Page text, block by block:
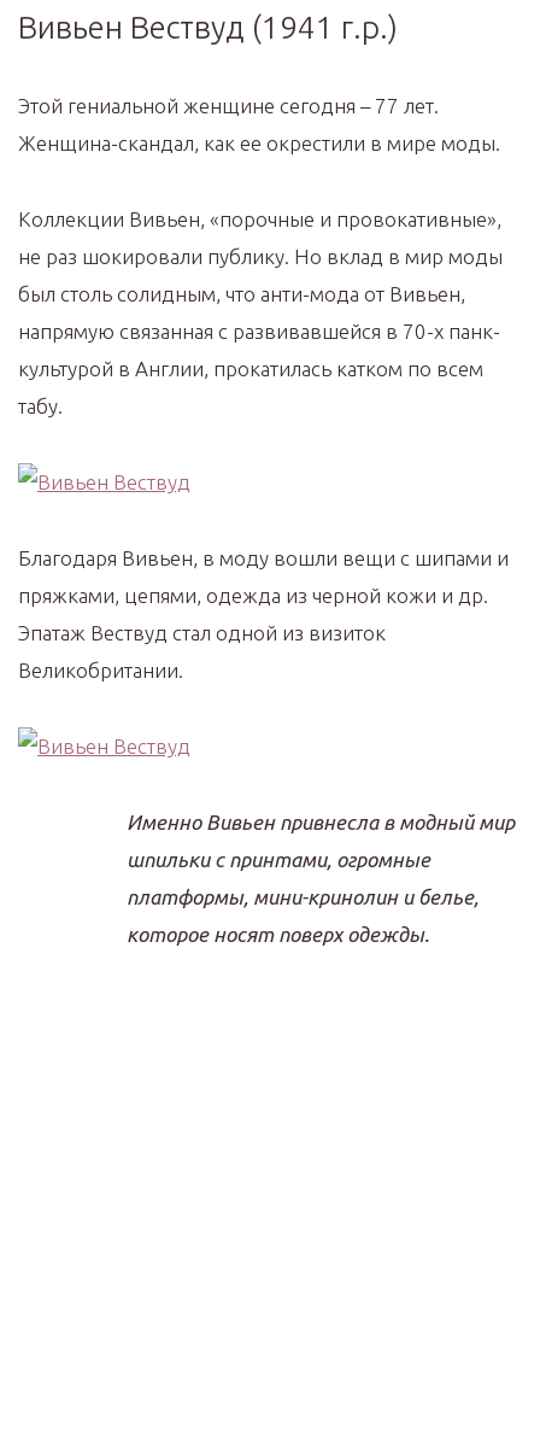
Вивьен Вествуд (1941 г.р.)
Этой гениальной женщине сегодня – 77 лет.
Женщина-скандал, как ее окрестили в мире моды.
Коллекции Вивьен, «порочные и провокативные»,
не раз шокировали публику. Но вклад в мир моды
был столь солидным, что анти-мода от Вивьен,
напрямую связанная с развивавшейся в 70-х панк-
культурой в Англии, прокатилась катком по всем
табу.
Благодаря Вивьен, в моду вошли вещи с шипами и
пряжками, цепями, одежда из черной кожи и др.
Эпатаж Вествуд стал одной из визиток
Великобритании.
Именно Вивьен привнесла в модный мир
шпильки с принтами, огромные
платформы, мини-кринолин и белье,
которое носят поверх одежды.